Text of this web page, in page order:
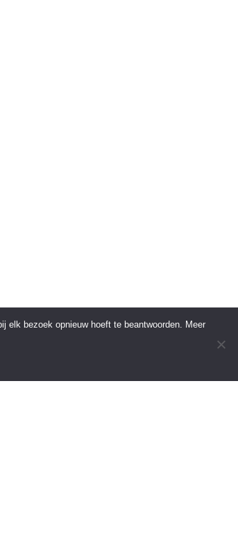
elk bezoek opnieuw hoeft te beantwoorden. Meer